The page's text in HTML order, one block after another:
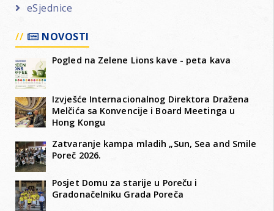
eSjednice
NOVOSTI
Pogled na Zelene Lions kave - peta kava
Izvješće Internacionalnog Direktora Dražena
Melčića sa Konvencije i Board Meetinga u
Hong Kongu
Zatvaranje kampa mladih „Sun, Sea and Smile
Poreč 2026.
Posjet Domu za starije u Poreču i
Gradonačelniku Grada Poreča